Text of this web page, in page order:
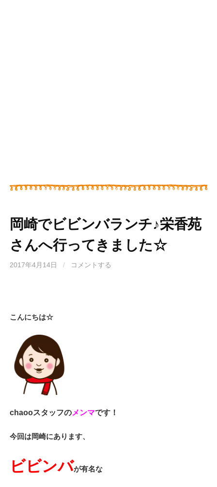
岡崎でビビンバランチ♪栄香苑
さんへ行ってきました☆
2017年4月14日 / コメントする
こんにちは☆
chaooスタッフのメンマです！
今回は岡崎にあります、
ビビンバが有名な